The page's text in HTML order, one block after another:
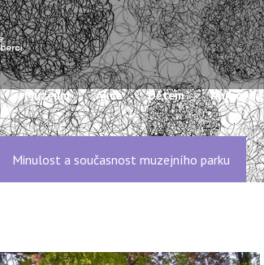
Muzeum Akce Dětem Knihovna
Minulost a současnost muzejního parku